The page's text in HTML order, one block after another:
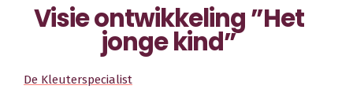
Visie ontwikkeling ”Het
jonge kind”
De Kleuterspecialist